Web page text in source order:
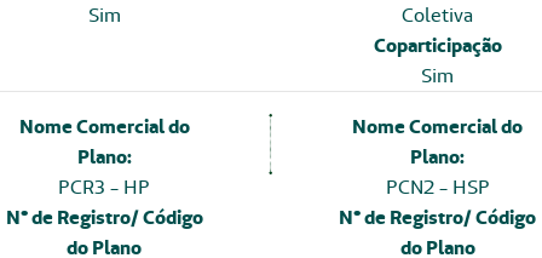
Sim
Coletiva
Coparticipação
Sim
Nome Comercial do
Plano:
PCR3 - HP
N° de Registro/ Código
do Plano
Nome Comercial do
Plano:
PCN2 - HSP
N° de Registro/ Código
do Plano